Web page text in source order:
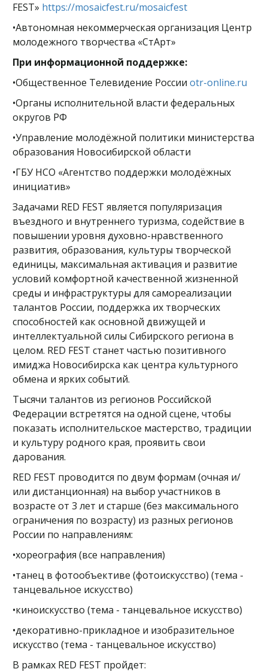
FEST» https://mosaicfest.ru/mosaicfest
•Автономная некоммерческая организация Центр
молодежного творчества «СтАрт»
При информационной поддержке:
•Общественное Телевидение России otr-online.ru
•Органы исполнительной власти федеральных
округов РФ
•Управление молодёжной политики министерства
образования Новосибирской области
•ГБУ НСО «Агентство поддержки молодёжных
инициатив»
Задачами RED FEST является популяризация
въездного и внутреннего туризма, содействие в
повышении уровня духовно-нравственного
развития, образования, культуры творческой
единицы, максимальная активация и развитие
условий комфортной качественной жизненной
среды и инфраструктуры для самореализации
талантов России, поддержка их творческих
способностей как основной движущей и
интеллектуальной силы Сибирского региона в
целом. RED FEST станет частью позитивного
имиджа Новосибирска как центра культурного
обмена и ярких событий.
Тысячи талантов из регионов Российской
Федерации встретятся на одной сцене, чтобы
показать исполнительское мастерство, традиции
и культуру родного края, проявить свои
дарования.
RED FEST проводится по двум формам (очная и/
или дистанционная) на выбор участников в
возрасте от 3 лет и старше (без максимального
ограничения по возрасту) из разных регионов
России по направлениям:
•хореография (все направления)
•танец в фотообъективе (фотоискусство) (тема -
танцевальное искусство)
•киноискусство (тема - танцевальное искусство)
•декоративно-прикладное и изобразительное
искусство (тема - танцевальное искусство)
В рамках RED FEST пройдет: